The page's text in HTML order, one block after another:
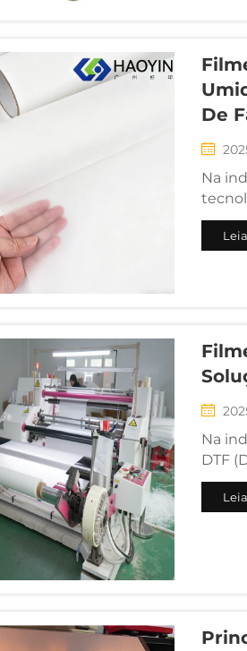
De
Na
alta
Na
DTF
uma